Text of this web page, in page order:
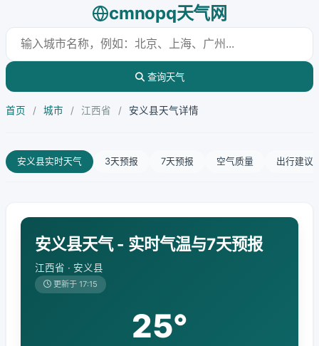
cmnopq天气网
查询天气
首页 / 城市 / 江西省 / 安义县天气详情
安义县实时天气 3天预报 7天预报 空气质量 出行建议
安义县天气 - 实时气温与7天预报
江西省 · 安义县
更新于 17:15
25°